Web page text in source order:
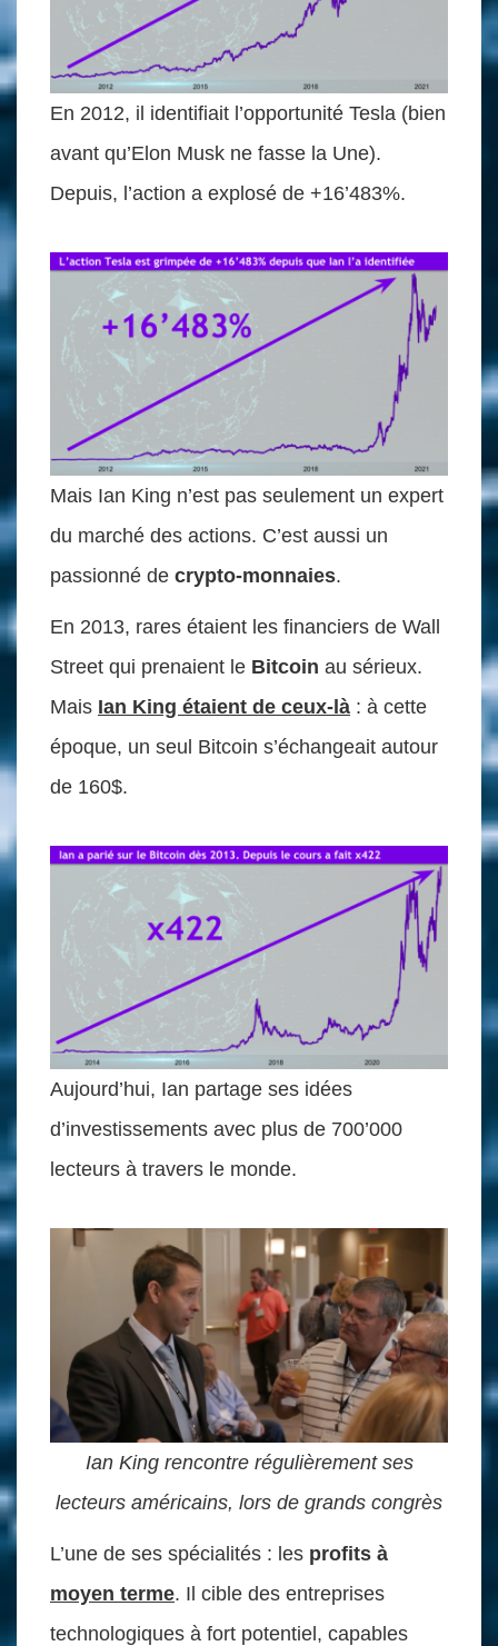
En 2012, il identifiait l’opportunité Tesla (bien
avant qu’Elon Musk ne fasse la Une).
Depuis, l’action a explosé de +16’483%.
Mais Ian King n’est pas seulement un expert
du marché des actions. C’est aussi un
passionné de crypto-monnaies.
En 2013, rares étaient les financiers de Wall
Street qui prenaient le Bitcoin au sérieux.
Mais Ian King étaient de ceux-là : à cette
époque, un seul Bitcoin s’échangeait autour
de 160$.
Aujourd’hui, Ian partage ses idées
d’investissements avec plus de 700’000
lecteurs à travers le monde.
Ian King rencontre régulièrement ses
lecteurs américains, lors de grands congrès
L’une de ses spécialités : les profits à
moyen terme. Il cible des entreprises
technologiques à fort potentiel, capables